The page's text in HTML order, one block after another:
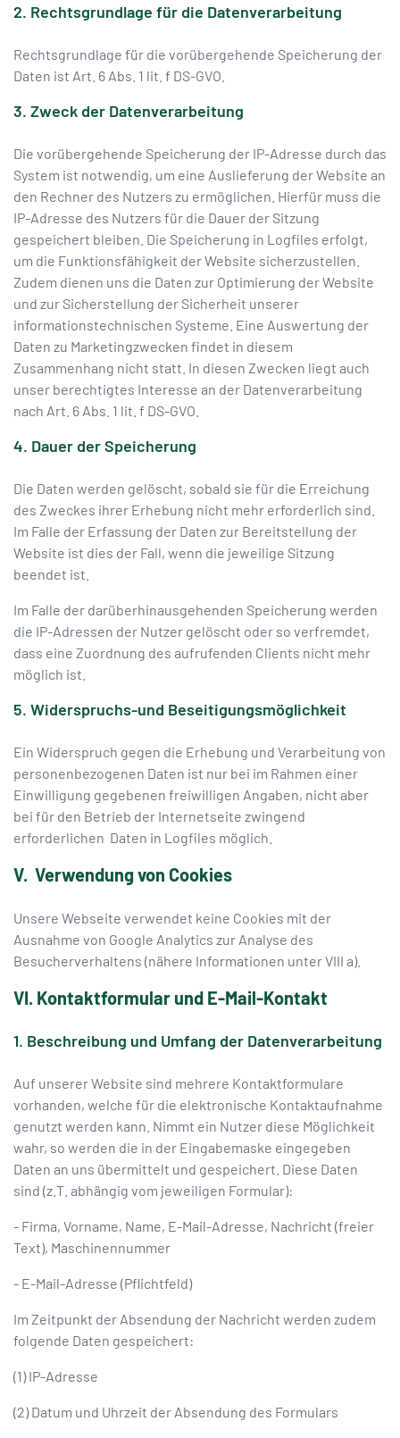
2. Rechtsgrundlage für die Datenverarbeitung
Rechtsgrundlage für die vorübergehende Speicherung der
Daten ist Art. 6 Abs. 1 lit. f DS-GVO.
3. Zweck der Datenverarbeitung
Die vorübergehende Speicherung der IP-Adresse durch das
System ist notwendig, um eine Auslieferung der Website an
den Rechner des Nutzers zu ermöglichen. Hierfür muss die
IP-Adresse des Nutzers für die Dauer der Sitzung
gespeichert bleiben. Die Speicherung in Logfiles erfolgt,
um die Funktionsfähigkeit der Website sicherzustellen.
Zudem dienen uns die Daten zur Optimierung der Website
und zur Sicherstellung der Sicherheit unserer
informationstechnischen Systeme. Eine Auswertung der
Daten zu Marketingzwecken findet in diesem
Zusammenhang nicht statt. In diesen Zwecken liegt auch
unser berechtigtes Interesse an der Datenverarbeitung
nach Art. 6 Abs. 1 lit. f DS-GVO.
4. Dauer der Speicherung
Die Daten werden gelöscht, sobald sie für die Erreichung
des Zweckes ihrer Erhebung nicht mehr erforderlich sind.
Im Falle der Erfassung der Daten zur Bereitstellung der
Website ist dies der Fall, wenn die jeweilige Sitzung
beendet ist.
Im Falle der darüberhinausgehenden Speicherung werden
die IP-Adressen der Nutzer gelöscht oder so verfremdet,
dass eine Zuordnung des aufrufenden Clients nicht mehr
möglich ist.
5. Widerspruchs-und Beseitigungsmöglichkeit
Ein Widerspruch gegen die Erhebung und Verarbeitung von
personenbezogenen Daten ist nur bei im Rahmen einer
Einwilligung gegebenen freiwilligen Angaben, nicht aber
bei für den Betrieb der Internetseite zwingend
erforderlichen Daten in Logfiles möglich.
V. Verwendung von Cookies
Unsere Webseite verwendet keine Cookies mit der
Ausnahme von Google Analytics zur Analyse des
Besucherverhaltens (nähere Informationen unter VIII a).
VI. Kontaktformular und E-Mail-Kontakt
1. Beschreibung und Umfang der Datenverarbeitung
Auf unserer Website sind mehrere Kontaktformulare
vorhanden, welche für die elektronische Kontaktaufnahme
genutzt werden kann. Nimmt ein Nutzer diese Möglichkeit
wahr, so werden die in der Eingabemaske eingegeben
Daten an uns übermittelt und gespeichert. Diese Daten
sind (z.T. abhängig vom jeweiligen Formular):
- Firma, Vorname, Name, E-Mail-Adresse, Nachricht (freier
Text), Maschinennummer
- E-Mail-Adresse (Pflichtfeld)
Im Zeitpunkt der Absendung der Nachricht werden zudem
folgende Daten gespeichert:
(1) IP-Adresse
(2) Datum und Uhrzeit der Absendung des Formulars